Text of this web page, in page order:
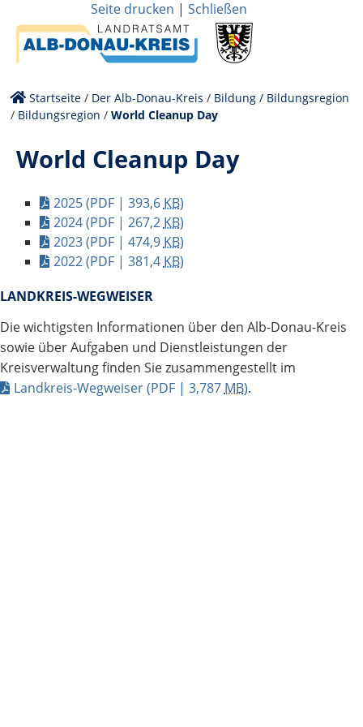
Seite drucken | Schließen
Startseite / Der Alb-Donau-Kreis / Bildung / Bildungsregion
/ Bildungsregion /World Cleanup Day
World Cleanup Day
2025(PDF | 393,6 KB)
2024(PDF | 267,2 KB)
2023(PDF | 474,9 KB)
2022(PDF | 381,4 KB)
LANDKREIS-WEGWEISER
Die wichtigsten Informationen über den Alb-Donau-Kreis
sowie über Aufgaben und Dienstleistungen der
Kreisverwaltung finden Sie zusammengestellt im
Landkreis-Wegweiser(PDF | 3,787 MB).